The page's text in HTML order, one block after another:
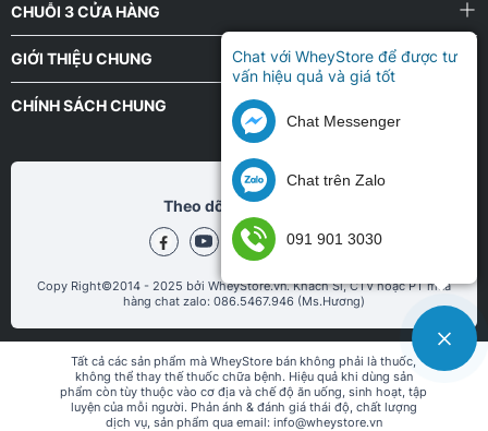
CHUỖI 3 CỬA HÀNG
GIỚI THIỆU CHUNG
CHÍNH SÁCH CHUNG
Theo dõi chũng tôi tại
Copy Right©2014 - 2025 bởi WheyStore.vn. Khách Sỉ, CTV hoặc PT mua
hàng chat zalo: 086.5467.946 (Ms.Hương)
Tất cả các sản phẩm mà WheyStore bán không phải là thuốc,
không thể thay thế thuốc chữa bệnh. Hiệu quả khi dùng sản
phẩm còn tùy thuộc vào cơ địa và chế độ ăn uống, sinh hoạt, tập
luyện của mỗi người. Phản ánh & đánh giá thái độ, chất lượng
dịch vụ, sản phẩm qua email: info@wheystore.vn
Chat với WheyStore để được tư
vấn hiệu quả và giá tốt
Chat Messenger
Chat trên Zalo
091 901 3030